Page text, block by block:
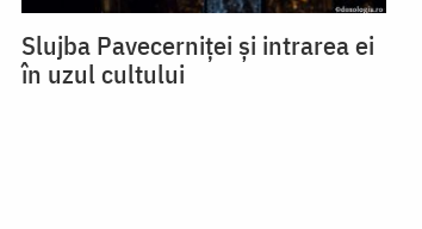
Slujba Pavecerniței și intrarea ei
în uzul cultului